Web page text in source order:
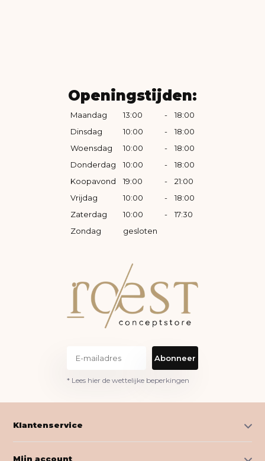
Openingstijden:
Maandag 13:00 -
18:00
Dinsdag
10:00 -
18:00
Woensdag
10:00 -
18:00
Donderdag
10:00 -
18:00
Koopavond
19:00 -
21:00
Vrijdag
10:00 -
18:00
Zaterdag
10:00 -
17:30
Zondag
gesloten
Abonneer
* Lees hier de wettelijke beperkingen
Klantenservice
Mijn account